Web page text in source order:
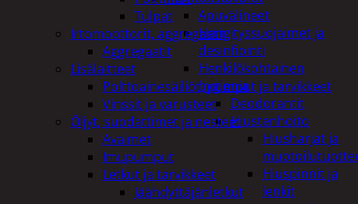
Apuvälineet
Hengityssuojaimet ja
desinfiointi
Henkilökohtainen
hygienia
Deodorantit
Hiustenhoito
Hiusharjat ja
Hiuspinnit ja
lenkit
Tulpat
Irtomoottorit, aggregaatit
Aggregaatit
Lisälaitteet
Polttoainesäiliöt, pumput ja tarvikkeet
Vinssit ja varusteet
Öljyt, suodattimet ja nesteet
Avaimet
Imupumput
Letkut ja tarvikkeet
Jäähdyttäjänletkut